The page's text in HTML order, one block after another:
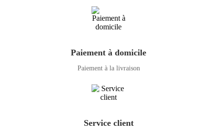
Paiement à domicile
Paiement à la livraison
Service client